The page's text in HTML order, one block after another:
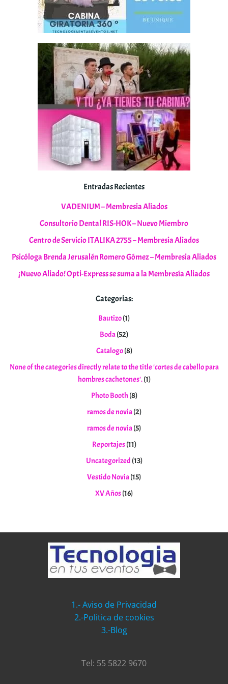
Entradas Recientes
VADENIUM – Membresia Aliados
Consultorio Dental RIS-HOK – Nuevo Miembro
Centro de Servicio ITALIKA 2755 – Membresia Aliados
Psicóloga Brenda Jerusalén Romero Gómez – Membresia Aliados
¡Nuevo Aliado! Opti-Express se suma a la Membresía Aliados
Categorias:
Bautizo(1)
Boda(52)
Catalogo(8)
None of the categories directly relate to the title 'cortes de cabello para
hombres cachetones'.(1)
Photo Booth (8)
ramos de novia(2)
ramos de novia(5)
Reportajes(11)
Uncategorized (13)
Vestido Novia(15)
XV Años(16)
1.- Aviso de Privacidad
2.-Politica de cookies
3.-Blog
Tel: 55 5822 9670